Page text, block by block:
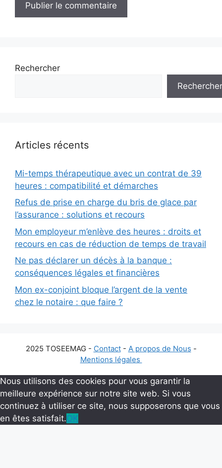
Rechercher
Rechercher
Articles récents
Mi-temps thérapeutique avec un contrat de 39
heures : compatibilité et démarches
Refus de prise en charge du bris de glace par
l’assurance : solutions et recours
Mon employeur m’enlève des heures : droits et
recours en cas de réduction de temps de travail
Ne pas déclarer un décès à la banque :
conséquences légales et financières
Mon ex-conjoint bloque l’argent de la vente
chez le notaire : que faire ?
2025 TOSEEMAG - Contact- A propos de Nous -
Mentions légales
Nous utilisons des cookies pour vous garantir la
meilleure expérience sur notre site web. Si vous
continuez à utiliser ce site, nous supposerons que vous
en êtes satisfait.OK